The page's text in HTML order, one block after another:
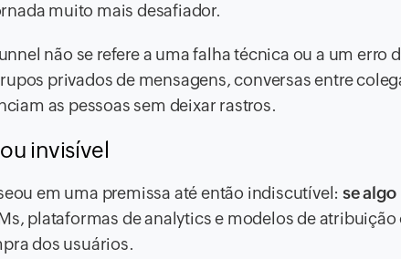
muito mais desafiador.
não se refere a uma falha técnica ou a um erro
privados de mensagens, conversas entre
as pessoas sem deixar rastros.
invisível
em uma premissa até então indiscutível:se algo
plataformas de analytics e modelos de atribuição
dos usuários.